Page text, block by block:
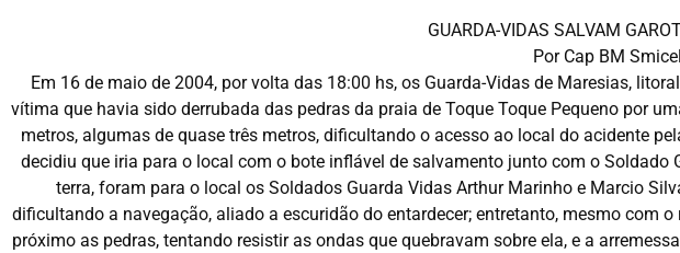
GUARDA-VIDAS SALVAM
Por Cap BM
Em 16 de maio de 2004, por volta das 18:00 hs, os Guarda-Vidas de Maresias,
vítima que havia sido derrubada das pedras da praia de Toque Toque Pequeno por
metros, algumas de quase três metros, dificultando o acesso ao local do acidente
decidiu que iria para o local com o bote inflável de salvamento junto com o
terra, foram para o local os Soldados Guarda Vidas Arthur Marinho e Marcio
dificultando a navegação, aliado a escuridão do entardecer; entretanto, mesmo com
próximo as pedras, tentando resistir as ondas que quebravam sobre ela, e a